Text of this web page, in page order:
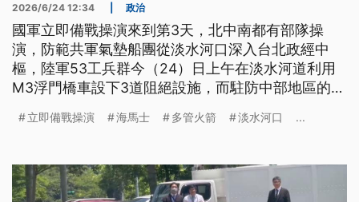
2026/6/24 12:34 政治
國軍立即備戰操演來到第3天，北中南都有部隊操
演，防範共軍氣墊船團從淡水河口深入台北政經中
樞，陸軍53工兵群今（24）日上午在淡水河道利用
M3浮門橋車設下3道阻絕設施，而駐防中部地區的海
高機動性，分散部署到各個地點演練戰力保存。
立即備戰操演 海馬士 多管火箭 淡水河口 ...